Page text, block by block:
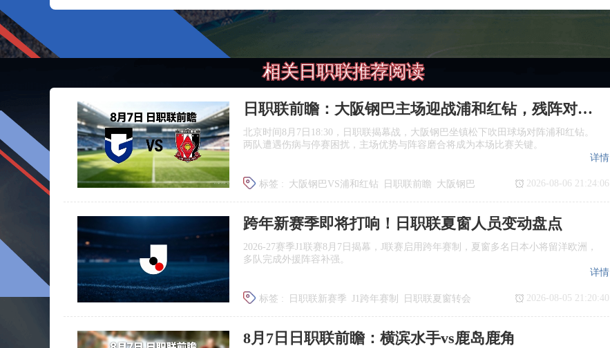
相关日职联推荐阅读
日职联前瞻：大阪钢巴主场迎战浦和红钻，残阵对决看点十足
北京时间8月7日18:30，日职联揭幕战，大阪钢巴坐镇松下吹田球场对阵浦和红钻。
两队遭遇伤病与停赛困扰，主场优势与阵容磨合将成为本场比赛关键。
标签 : 大阪钢巴VS浦和红钻 日职联前瞻 大阪钢巴
浦和红钻
详情
2026-08-06 21:24:06
跨年新赛季即将打响！日职联夏窗人员变动盘点
2026‑27赛季J1联赛8月7日揭幕，J联赛启用跨年赛制，夏窗多名日本小将留洋欧洲，
多队完成外援阵容补强。
标签 : 日职联新赛季 J1跨年赛制
日职联夏窗转会
广岛三箭
详情
2026-08-05 21:20:40
8月7日日职联前瞻：横滨水手vs鹿岛鹿角